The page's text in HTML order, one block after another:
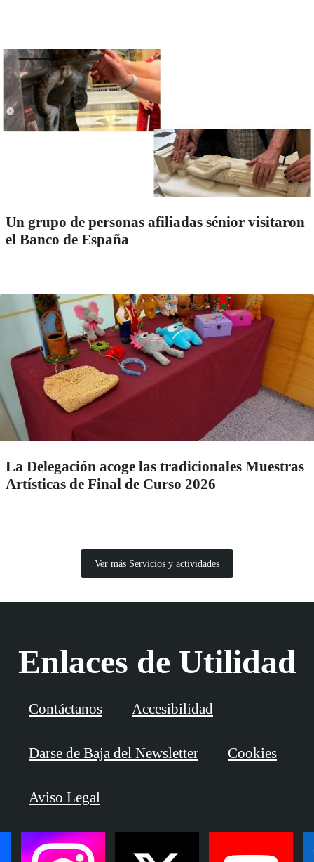
Un grupo de personas afiliadas sénior visitaron
el Banco de España
La Delegación acoge las tradicionales Muestras
Artísticas de Final de Curso 2026
Ver más Servicios y actividades
Enlaces de Utilidad
Contáctanos Accesibilidad
Darse de Baja del Newsletter Cookies
Aviso Legal